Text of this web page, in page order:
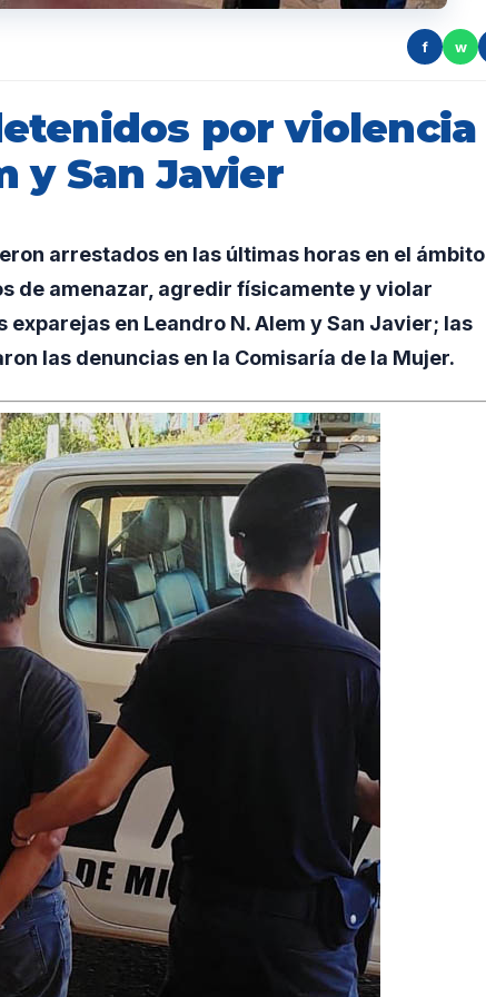
f w
por violencia
y San Javier
arrestados en las últimas horas en el ámbito
de amenazar, agredir físicamente y violar
en Leandro N. Alem y San Javier; las
las denuncias en la Comisaría de la Mujer.